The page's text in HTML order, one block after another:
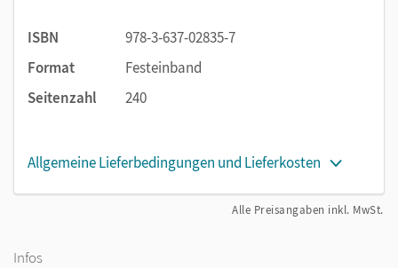
ISBN
978-3-637-02835-7
Format
Festeinband
Seitenzahl
240
Allgemeine Lieferbedingungen und Lieferkosten
Alle Preisangaben inkl. MwSt.
Infos